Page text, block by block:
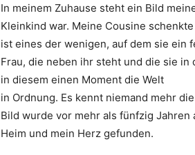
In meinem Zuhause steht ein Bild
Kleinkind war. Meine Cousine
ist eines der wenigen, auf dem sie ein
Frau, die neben ihr steht und die sie
in diesem einen Moment die Welt
in Ordnung. Es kennt niemand mehr
Bild wurde vor mehr als fünfzig Jahren
Heim und mein Herz gefunden.